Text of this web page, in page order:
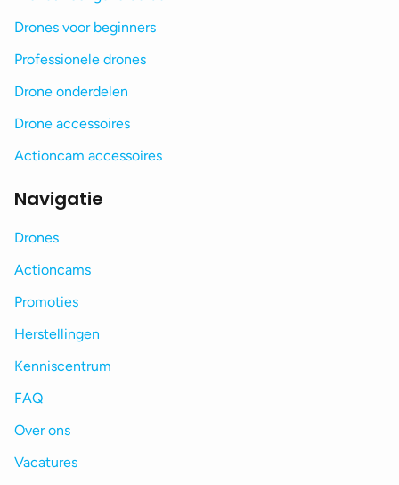
Drones voor beginners
Professionele drones
Drone onderdelen
Drone accessoires
Actioncam accessoires
Navigatie
Drones
Actioncams
Promoties
Herstellingen
Kenniscentrum
FAQ
Over ons
Vacatures